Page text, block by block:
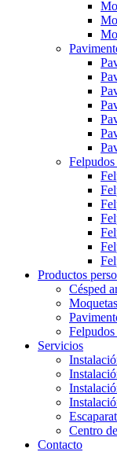
Felpudos
Productos
Césped
Servicios
Centro
Contacto